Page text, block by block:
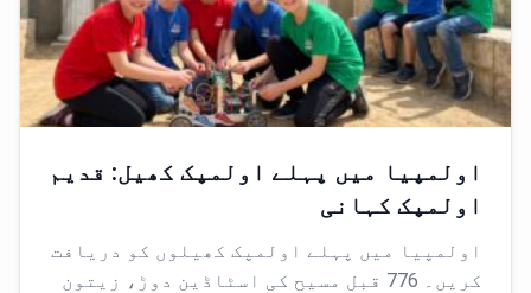
اولمپیا میں پہلے اولمپک کھیل: قدیم
اولمپک کہانی
اولمپیا میں پہلے اولمپک کھیلوں کو دریافت
کریں۔ 776 قبل مسیح کی اسٹاڈین دوڑ، زیتون